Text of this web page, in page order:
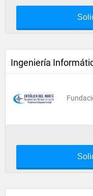
Ingeniería